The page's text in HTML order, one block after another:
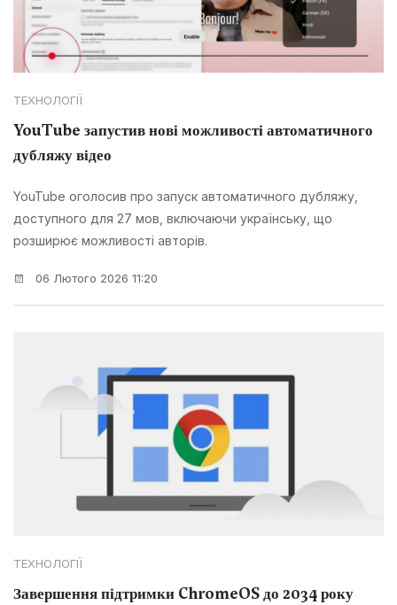
ТЕХНОЛОГІЇ
YouTube запустив нові можливості автоматичного
дубляжу відео
YouTube оголосив про запуск автоматичного дубляжу,
доступного для 27 мов, включаючи українську, що
розширює можливості авторів.
06 Лютого 2026 11:20
ТЕХНОЛОГІЇ
Завершення підтримки ChromeOS до 2034 року